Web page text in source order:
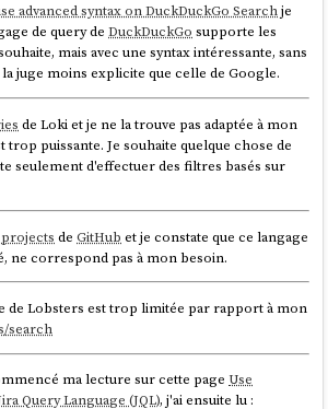
.
and CI/CD
for your master/deployment
up a CI system and run all your deploys
tests.
need to tell you this. It’s how most
shops already run. But if you’re a 3-
up now and you won’t have to worry
sprawls and new process is a
advanced syntax on DuckDuckGo Searchje
de query deDuckDuckGo supporte les
mais avec une syntax intéressante, sans
juge moins explicite que celle de Google.
de Loki et je ne la trouve pas adaptée à mon
trop puissante. Je souhaite quelque chose de
seulement d'effectuer des filtres basés sur
deGitHub et je constate que ce langage
ne correspond pas à mon besoin.
de Lobsters est trop limitée par rapport à mon
search
ma lecture sur cette pageUse
Query Language (JQL), j'ai ensuite lu :